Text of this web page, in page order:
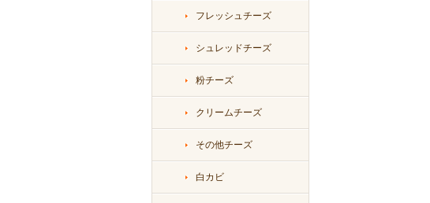
フレッシュチーズ
シュレッドチーズ
粉チーズ
クリームチーズ
その他チーズ
白カビ